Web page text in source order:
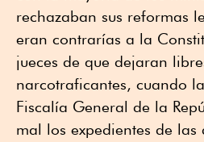
rechazaban sus reformas
eran contrarías a la
jueces de que dejaran
narcotraficantes, cuando
Fiscalía General de la
mal los expedientes de las